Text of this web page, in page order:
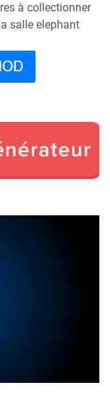
à collectionner
salle elephant